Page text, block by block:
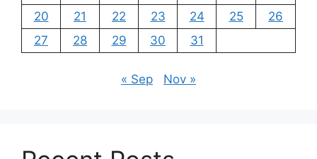
20
21 22 23 24 25
26
27
28 29 30 31
« Sep Nov »